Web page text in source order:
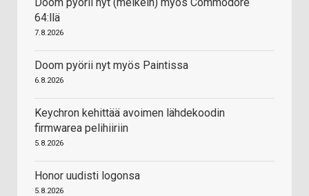
64:llä
7.8.2026
Doom pyörii nyt myös Paintissa
6.8.2026
Keychron kehittää avoimen lähdekoodin
firmwarea pelihiiriin
5.8.2026
Honor uudisti logonsa
5.8.2026